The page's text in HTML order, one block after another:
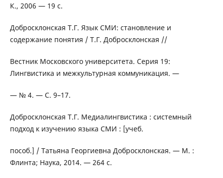
К., 2006 — 19 с.
Добросклонская Т.Г. Язык СМИ: становление и
содержание понятия / Т.Г. Добросклонская //
Вестник Московского университета. Серия 19:
Лингвистика и межкультурная коммуникация. —
— № 4. — С. 9–17.
Добросклонская Т.Г. Медиалингвистика : системный
подход к изучению языка СМИ : [учеб.
пособ.] / Татьяна Георгиевна Добросклонская. — М. :
Флинта; Наука, 2014. — 264 с.